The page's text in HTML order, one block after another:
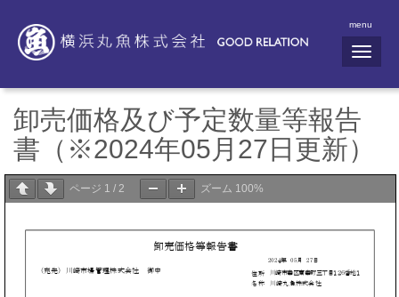
menu
N
a
i
n
卸売価格及び予定数量等報告
書（※2024年05月27日更新）
ページ 1 / 2 ズーム 100%